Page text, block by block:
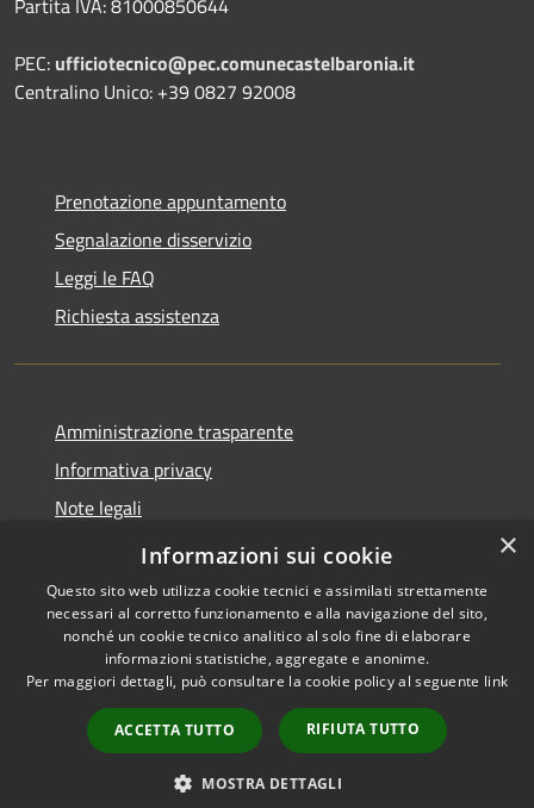
Partita IVA: 81000850644
PEC: ufficiotecnico@pec.comunecastelbaronia.it
Centralino Unico: +39 0827 92008
Prenotazione appuntamento
Segnalazione disservizio
Leggi le FAQ
Richiesta assistenza
Amministrazione trasparente
Informativa privacy
Note legali
Dichiarazione di accessibilità
Accessibilità
Copyright © 2026 • Comune di
Castel Baronia • Powered by
Municipium•
Accesso
redazione
×
Informazioni sui cookie
Questo sito web utilizza cookie tecnici e assimilati strettamente
necessari al corretto funzionamento e alla navigazione del sito,
nonché un cookie tecnico analitico al solo fine di elaborare
informazioni statistiche, aggregate e anonime.
Per maggiori dettagli, può consultare la cookie policy al seguente link
ACCETTA TUTTO RIFIUTA TUTTO
MOSTRA DETTAGLI